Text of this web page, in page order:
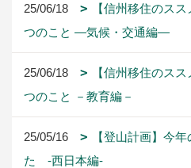
25/06/18
【信州移住のス
つのこと ―気候・交通編―
25/06/18
【信州移住のス
つのこと －教育編－
25/05/16
【登山計画】今
た -西日本編-